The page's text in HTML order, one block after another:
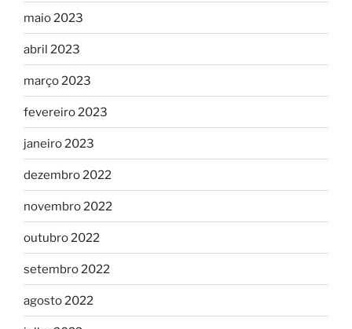
maio 2023
abril 2023
março 2023
fevereiro 2023
janeiro 2023
dezembro 2022
novembro 2022
outubro 2022
setembro 2022
agosto 2022